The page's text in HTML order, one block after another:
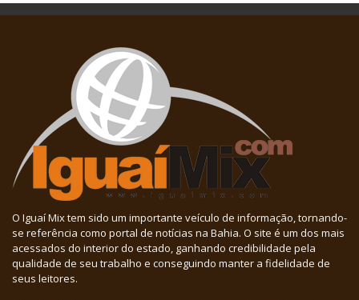
O Iguaí Mix tem sido um importante veículo de informação, tornando-
se referência como portal de notícias na Bahia. O site é um dos mais
acessados do interior do estado, ganhando credibilidade pela
qualidade de seu trabalho e conseguindo manter a fidelidade de
seus leitores.